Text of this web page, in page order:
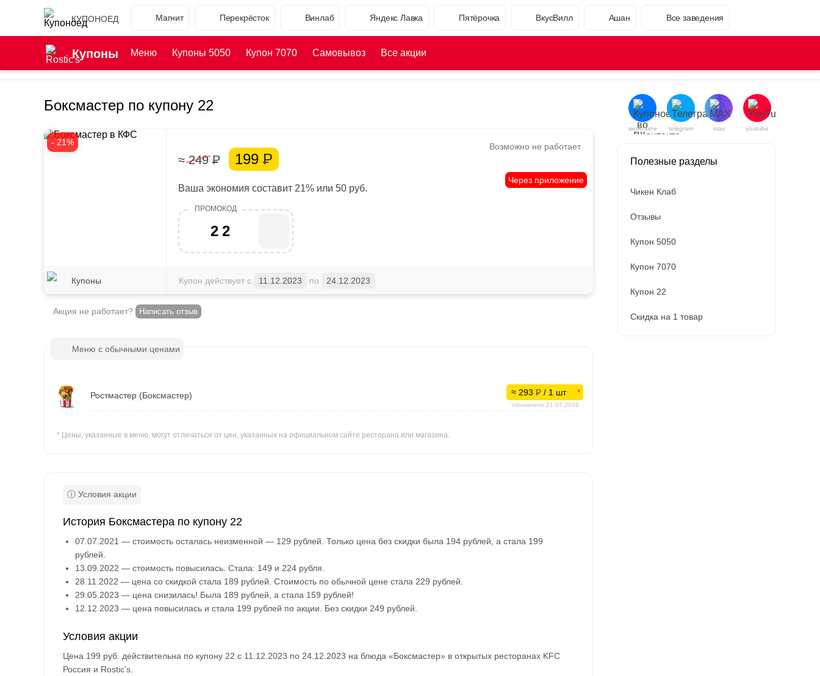
КУПОНОЕД Магнит Перекрёсток Винлаб Яндекс Лавка Пятёрочка ВкусВилл Ашан Все заведения
Купоны Меню Купоны 5050 Купон 7070 Самовывоз Все акции
Боксмастер по купону 22
- 21%
Купоны
Возможно не работает
≈ 249Р 199 Р
Ваша экономия составит 21% или 50 руб.
22
Через приложение
Купон действует с 11.12.2023 по 24.12.2023
Акция не работает? Написать отзыв
Меню с обычными ценами
Ростмастер (Боксмастер) ≈ 293 Р / 1 шт
обновлено 21.07.2026
* Цены, указанные в меню, могут отличаться от цен, указанных на официальном сайте ресторана или магазина.
История Боксмастера по купону 22
07.07.2021 — стоимость осталась неизменной — 129 рублей. Только цена без скидки была 194 рублей, а стала 199
рублей.
13.09.2022 — стоимость повысилась. Стала: 149 и 224 рубля.
28.11.2022 — цена со скидкой стала 189 рублей. Стоимость по обычной цене стала 229 рублей.
29.05.2023 — цена снизилась! Была 189 рублей, а стала 159 рублей!
12.12.2023 — цена повысилась и стала 199 рублей по акции. Без скидки 249 рублей.
Условия акции
Цена 199 руб. действительна по купону 22 с 11.12.2023 по 24.12.2023 на блюда «Боксмастер» в открытых ресторанах KFC
Россия и Rostic’s.
вконтакте telegram max youtube
Полезные разделы
Чикен Клаб
Отзывы
Купон 5050
Купон 7070
Купон 22
Скидка на 1 товар